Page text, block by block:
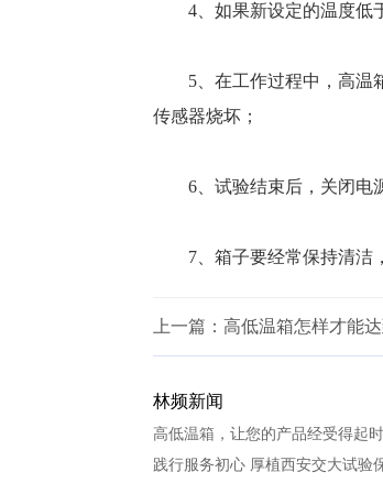
4、如果新设定的温度低于
5、在工作过程中，高温箱
传感器烧坏；
6、试验结束后，关闭电源
7、箱子要经常保持清洁，
上一篇： 高低温箱怎样才能
林频新闻
高低温箱，让您的产品经受得起
践行服务初心 厚植西安交大试验